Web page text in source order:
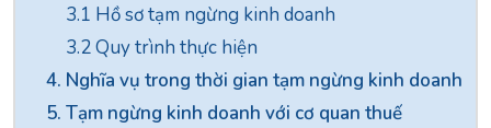
3.1 Hồ sơ tạm ngừng kinh doanh
3.2 Quy trình thực hiện
4. Nghĩa vụ trong thời gian tạm ngừng kinh doanh
5. Tạm ngừng kinh doanh với cơ quan thuế